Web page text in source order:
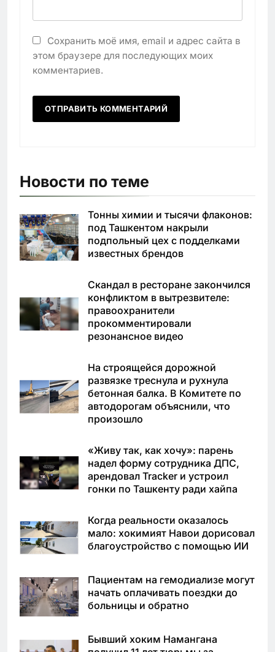
Сохранить моё имя, email и адрес сайта в
этом браузере для последующих моих
комментариев.
Новости по теме
Тонны химии и тысячи флаконов:
под Ташкентом накрыли
подпольный цех с подделками
известных брендов
Скандал в ресторане закончился
конфликтом в вытрезвителе:
правоохранители
прокомментировали
резонансное видео
На строящейся дорожной
развязке треснула и рухнула
бетонная балка. В Комитете по
автодорогам объяснили, что
произошло
«Живу так, как хочу»: парень
надел форму сотрудника ДПС,
арендовал Tracker и устроил
гонки по Ташкенту ради хайпа
Когда реальности оказалось
мало: хокимият Навои дорисовал
благоустройство с помощью ИИ
Пациентам на гемодиализе могут
начать оплачивать поездки до
больницы и обратно
Бывший хоким Намангана